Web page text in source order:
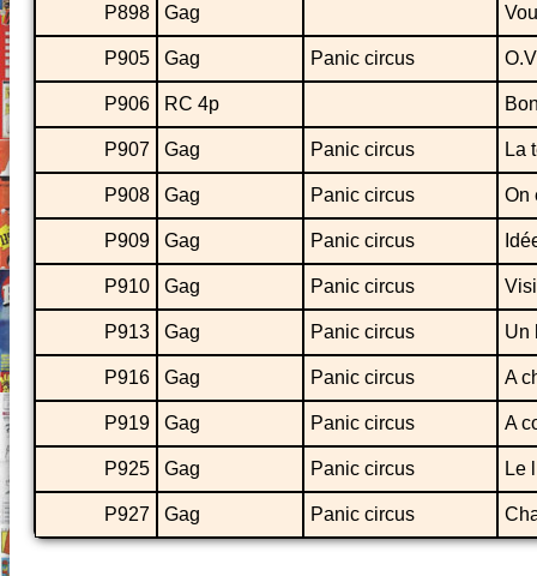
P898 Gag
P905 Gag Panic circus
P906 RC 4p
P907 Gag Panic circus La
P908 Gag Panic circus On
P909 Gag Panic circus
P910 Gag Panic circus
P913 Gag Panic circus Un
P916 Gag Panic circus A
P919 Gag Panic circus A
P925 Gag Panic circus Le
P927 Gag Panic circus